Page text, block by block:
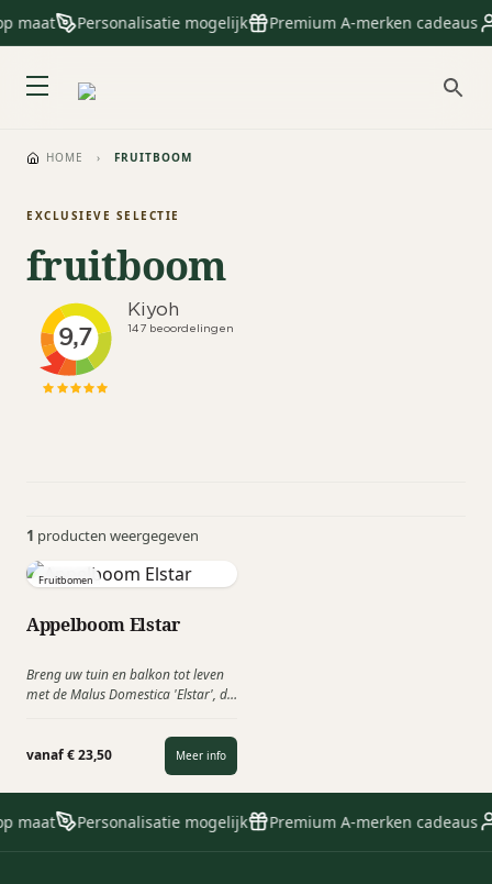
maat Personalisatie mogelijk Premium A-merken cadeaus
HOME › FRUITBOOM
EXCLUSIEVE SELECTIE
fruitboom
1 producten weergegeven
Fruitbomen
Appelboom Elstar
Breng uw tuin en balkon tot leven
met de Malus Domestica 'Elstar', de
Nederland! Deze prachtige boom
trakteert u niet alleen op een
sierlijke aanblik, maar ook op
heerlijke roodgele appels met een
perfect evenwicht tussen zoet en
zuur. Een gezond & duurzaam
vanaf € 23,50 Meer info
maat Personalisatie mogelijk Premium A-merken cadeaus